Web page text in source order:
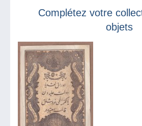
Complétez votre
objets